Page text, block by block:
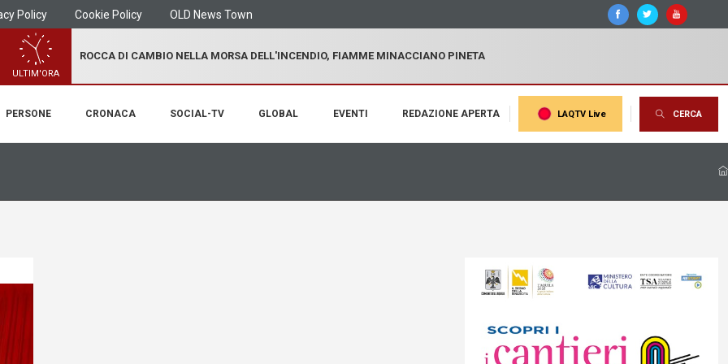
Policy Cookie Policy OLD News Town
ULTIM'ORA
ROCCA DI CAMBIO NELLA MORSA DELL'INCENDIO, FIAMME MINACCIANO PINETA
PERSONE CRONACA SOCIAL-TV GLOBAL EVENTI REDAZIONE APERTA LAQTV Live CERCA